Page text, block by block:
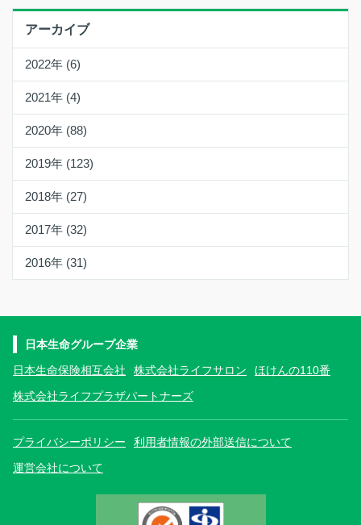
アーカイブ
2022年 (6)
2021年 (4)
2020年 (88)
2019年 (123)
2018年 (27)
2017年 (32)
2016年 (31)
日本生命グループ企業
日本生命保険相互会社
株式会社ライフサロン
ほけんの110番
株式会社ライフプラザパートナーズ
プライバシーポリシー
利用者情報の外部送信について
運営会社について